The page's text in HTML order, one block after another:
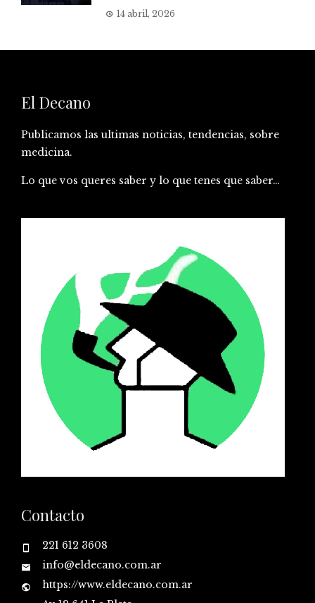
14 abril, 2026
El Decano
Publicamos las ultimas noticias, tendencias, sobre
medicina.
Lo que vos queres saber y lo que tenes que saber…
Contacto
221 612 3608
info@eldecano.com.ar
https://www.eldecano.com.ar